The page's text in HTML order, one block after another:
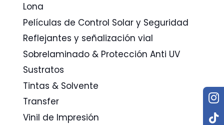
Lona
Películas de Control Solar y Seguridad
Reflejantes y señalización vial
Sobrelaminado & Protección Anti UV
Sustratos
Tintas & Solvente
Transfer
Vinil de Impresión